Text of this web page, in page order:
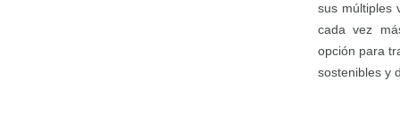
sus múltiples
cada vez
opción para
sostenibles y